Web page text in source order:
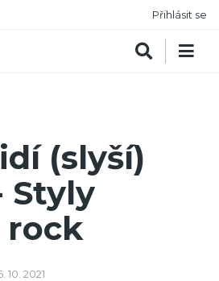
Přihlásit se
(slyší)
Styly
rock
10. 2021